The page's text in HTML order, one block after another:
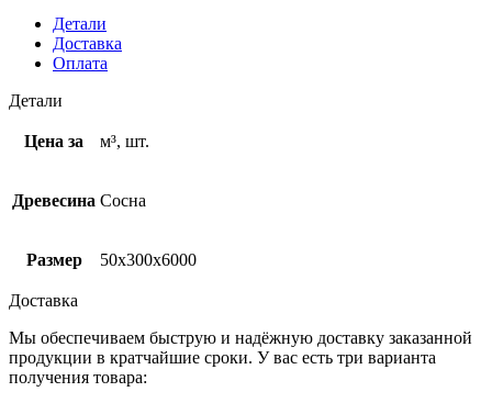
Детали
Доставка
Оплата
Детали
Цена за м³, шт.
Древесина Сосна
Размер 50х300х6000
Доставка
Мы обеспечиваем быструю и надёжную доставку заказанной
продукции в кратчайшие сроки. У вас есть три варианта
получения товара: